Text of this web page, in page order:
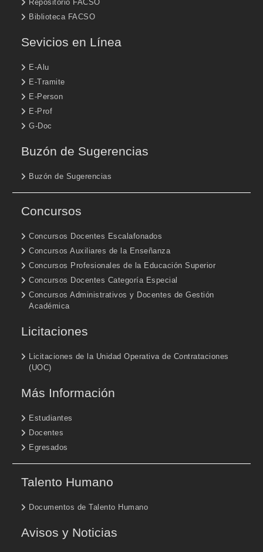
Repositorio FACSO
Biblioteca FACSO
Sevicios en Línea
E-Alu
E-Tramite
E-Person
E-Prof
G-Doc
Buzón de Sugerencias
Buzón de Sugerencias
Concursos
Concursos Docentes Escalafonados
Concursos Auxiliares de la Enseñanza
Concursos Profesionales de la Educación Superior
Concursos Docentes Categoría Especial
Concursos Administrativos y Docentes de Gestión
Académica
Licitaciones
Licitaciones de la Unidad Operativa de Contrataciones
(UOC)
Más Información
Estudiantes
Docentes
Egresados
Talento Humano
Documentos de Talento Humano
Avisos y Noticias